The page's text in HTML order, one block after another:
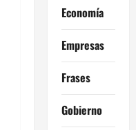
Economía
Empresas
Frases
Gobierno